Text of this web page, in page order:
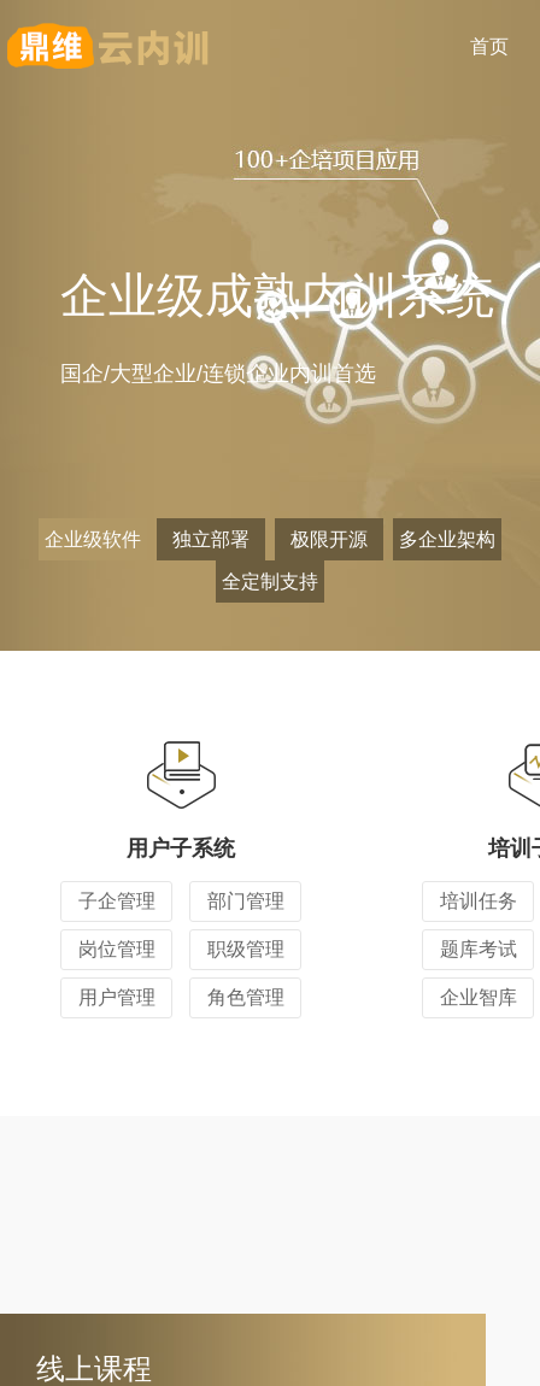
首页
企业级成熟内训系统
国企/大型企业/连锁企业内训首选
企业级软件 独立部署 极限开源 多企业架构
全定制支持
用户子系统
子企管理 部门管理
岗位管理 职级管理
用户管理 角色管理
培训
培训任务
题库考试
企业智库
线上课程